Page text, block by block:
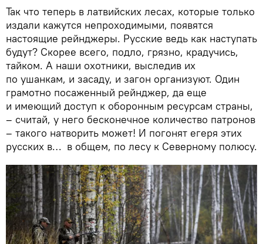
Так что теперь в латвийских лесах, которые только
издали кажутся непроходимыми, появятся
настоящие рейнджеры. Русские ведь как наступать
будут? Скорее всего, подло, грязно, крадучись,
тайком. А наши охотники, выследив их
по ушанкам, и засаду, и загон организуют. Один
грамотно посаженный рейнджер, да еще
и имеющий доступ к оборонным ресурсам страны,
– считай, у него бесконечное количество патронов
– такого натворить может! И погонят егеря этих
русских в… в общем, по лесу к Северному полюсу.